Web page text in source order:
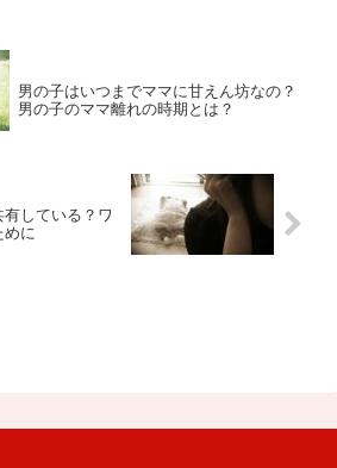
男の子はいつまでママに甘えん坊なの？
男の子のママ離れの時期とは？
している？ワ
めに